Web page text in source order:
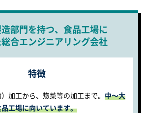
部門を持つ、食品工場に
合エンジニアリング会社
特徴
加工から、惣菜等の加工まで。 中～大
工場に向いています。